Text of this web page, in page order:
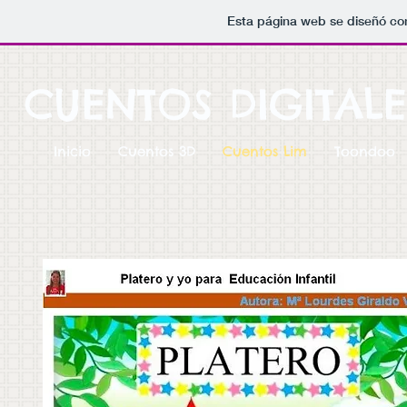
Esta página web se diseñó
CUENTOS
Inicio Cuentos 3D Cuentos Lim Toondoo